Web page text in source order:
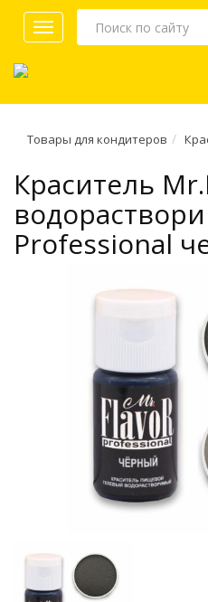
Toggle
navigation
Товары для кондитеров
Краситель
Professional